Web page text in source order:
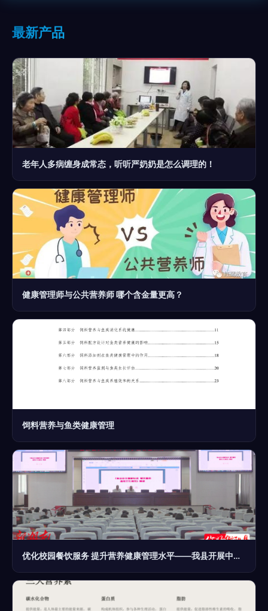
最新产品
老年人多病缠身成常态，听听严奶奶是怎么调理的！
健康管理师与公共营养师 哪个含金量更高？
饲料营养与鱼类健康管理
优化校园餐饮服务 提升营养健康管理水平——我县开展中小学校食堂厨师培训